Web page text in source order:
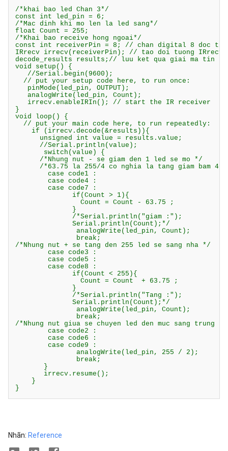
/*khai bao led Chan 3*/
const int led_pin = 6;
/*Mac dinh khi mo len la led sang*/
float Count = 255;
/*Khai bao receive hong ngoai*/
const int receiverPin = 8; // chan digital 8 doc tin
IRrecv irrecv(receiverPin); // tao doi tuong IRrecv
decode_results results;// luu ket qua giai ma tin
void setup() {
   //Serial.begin(9600);
  // put your setup code here, to run once:
   pinMode(led_pin, OUTPUT);
   analogWrite(led_pin, Count);
   irrecv.enableIRIn(); // start the IR receiver
}
void loop() {
  // put your main code here, to run repeatedly:
    if (irrecv.decode(&results)){
      unsigned int value = results.value;
      //Serial.println(value);
       switch(value) {
      /*Nhung nut - se giam den 1 led se mo */
/*63.75 la 255/4 co nghia la tang giam bam 4
        case code1 :
        case code4 :
        case code7 :
              if(Count > 1){
                Count = Count - 63.75 ;
              }
              /*Serial.println("giam :");
              Serial.println(Count);*/
               analogWrite(led_pin, Count);
               break;
/*Nhung nut + se tang den 255 led se
        case code3 :
        case code5 :
        case code8 :
              if(Count < 255){
                Count = Count  + 63.75 ;
              }
              /*Serial.println("Tang :");
              Serial.println(Count);*/
               analogWrite(led_pin, Count);
               break;
/*Nhung nut giua se chuyen led den muc sang trung
        case code2 :
        case code6 :
        case code9 :
               analogWrite(led_pin, 255 / 2);
               break;
       }
       irrecv.resume();
    }
}
Nhãn: Reference